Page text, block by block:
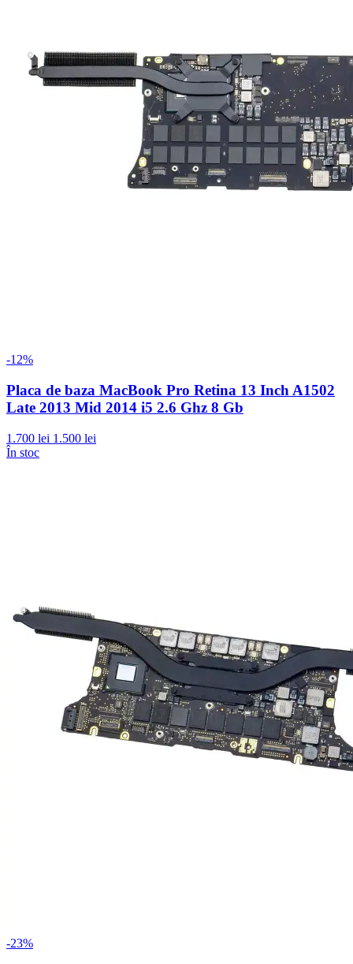
-12%
Placa de baza MacBook Pro Retina 13 Inch A1502
Late 2013 Mid 2014 i5 2.6 Ghz 8 Gb
1.700 lei 1.500 lei
În stoc
-23%